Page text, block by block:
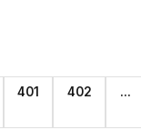
401 402 ...